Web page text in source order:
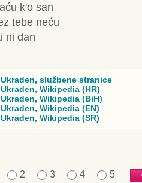
k'o san
tebe neću
ni dan
Ukraden, službene stranice
Wikipedia (HR)
Wikipedia (BiH)
Wikipedia (EN)
Wikipedia (SR)
2 3 4 5